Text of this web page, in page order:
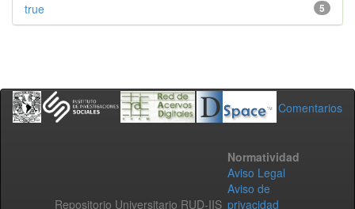
5
true
Comentarios
Repositorio Universitario RUD-IIS
Normatividad
Aviso Legal
Aviso de
privacidad